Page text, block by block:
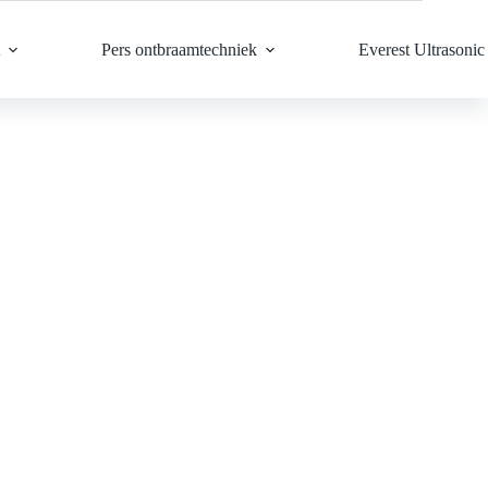
Pers ontbraamtechniek Everest Ultrasonic